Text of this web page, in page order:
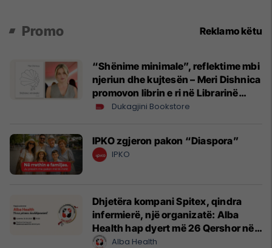
Promo Reklamo këtu
“Shënime minimale”, reflektime mbi
njeriun dhe kujtesën – Meri Dishnica
promovon librin e ri në Librarinë
Dukagjini
Dukagjini Bookstore
IPKO zgjeron pakon “Diaspora”
IPKO
Dhjetëra kompani Spitex, qindra
infermierë, një organizatë: Alba
Health hap dyert më 26 Qershor në
CyrihAlba Health